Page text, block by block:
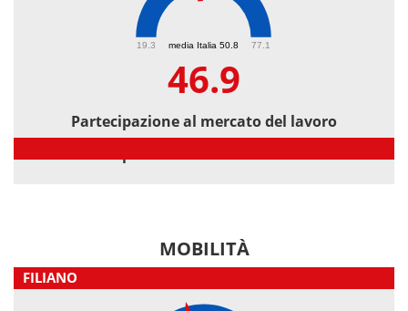
media Italia 50.8
19.3 77.1
46.9
Partecipazione al mercato del lavoro
MOBILITÀ
FILIANO